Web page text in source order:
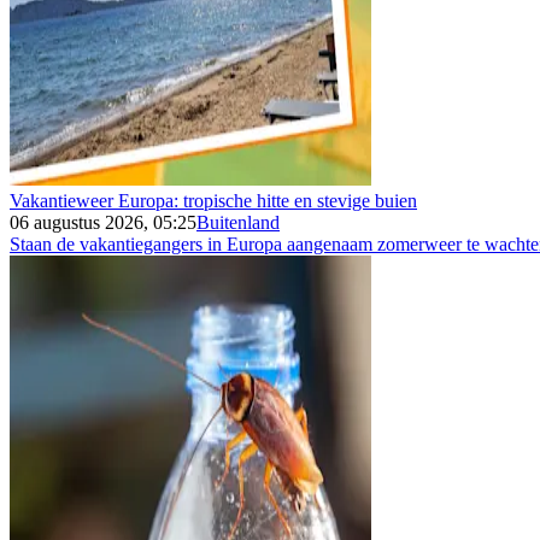
Vakantieweer Europa: tropische hitte en stevige buien
06 augustus 2026, 05:25Buitenland
Staan de vakantiegangers in Europa aangenaam zomerweer te